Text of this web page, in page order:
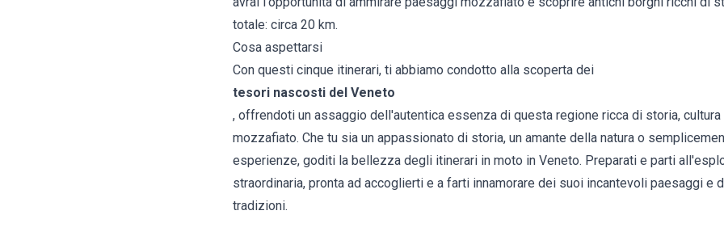
totale: circa 20 km.
Cosa aspettarsi
Con questi cinque itinerari, ti abbiamo condotto alla scoperta dei
tesori nascosti del Veneto
, offrendoti un assaggio dell'autentica essenza di questa regione ricca di storia,
mozzafiato. Che tu sia un appassionato di storia, un amante della natura o
esperienze, goditi la bellezza degli itinerari in moto in Veneto. Preparati e parti
straordinaria, pronta ad accoglierti e a farti innamorare dei suoi incantevoli paesaggi e
tradizioni.